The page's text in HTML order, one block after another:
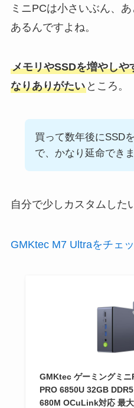
ミニPCは小さいぶん、
あるんですよね。
メモリやSSDを増やしや
なりありがたいところ。
買って数年後にSSD
で、かなり延命できま
自分で少しカスタムした
GMKtec M7 Ultraをチェ
GMKtec ゲーミングミ
PRO 6850U 32GB
680M OCuLink対応 最